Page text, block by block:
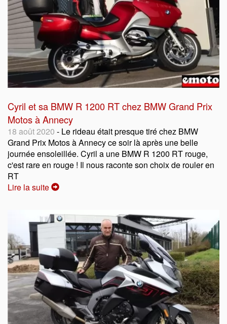
Cyril et sa BMW R 1200 RT chez BMW Grand Prix
Motos à Annecy
18 août 2020 - Le rideau était presque tiré chez BMW
Grand Prix Motos à Annecy ce soir là après une belle
journée ensoleillée. Cyril a une BMW R 1200 RT rouge,
c'est rare en rouge ! Il nous raconte son choix de rouler en
RT
Lire la suite